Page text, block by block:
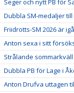
Seger och nytt PB för
Dubbla SM-medaljer
Friidrotts-SM 2026 är
Anton sexa i sitt
Strålande
Dubbla PB för Lage i
Anton Drufva uttagen